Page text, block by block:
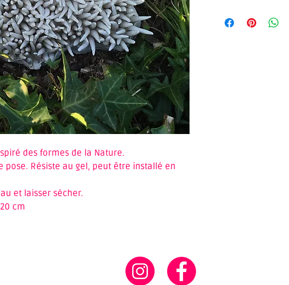
des formes de la Nature.
pose. Résiste au gel, peut être installé en
et laisser sécher.
cm